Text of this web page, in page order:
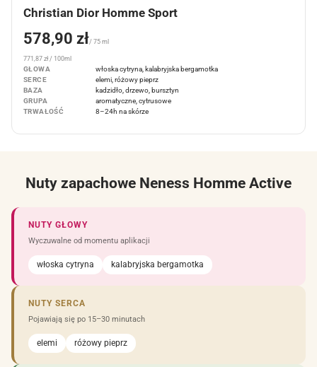
Christian Dior Homme Sport
578,90 zł/ 75 ml
771,87 zł / 100ml
GŁOWA
włoska cytryna, kalabryjska bergamotka
SERCE
elemi, różowy pieprz
BAZA
kadzidło, drzewo, bursztyn
GRUPA
aromatyczne, cytrusowe
TRWAŁOŚĆ
8–24h na skórze
Nuty zapachowe Neness Homme Active
NUTY GŁOWY
Wyczuwalne od momentu aplikacji
włoska cytryna kalabryjska bergamotka
NUTY SERCA
Pojawiają się po 15–30 minutach
elemi różowy pieprz